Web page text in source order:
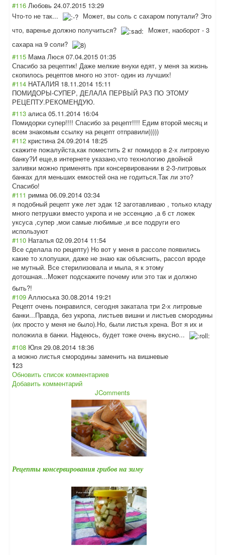
#116 Любовь 24.07.2015 13:29
Что-то не так...
Может, вы соль с сахаром попутали? Это
что, варенье должно получиться?
Может, наоборот - 3
сахара на 9 соли?
#115 Мама Люся 07.04.2015 01:35
Спасибо за рецептик! Даже мелкие внуки едят, у меня за жизнь
скопилось рецептов много но этот- один из лучших!
#114 НАТАЛИЯ 18.11.2014 15:11
ПОМИДОРЫ-СУПЕР, ДЕЛАЛА ПЕРВЫЙ РАЗ ПО ЭТОМУ
РЕЦЕПТУ.РЕКОМЕНДУЮ.
#113 алиса 05.11.2014 16:04
Помидорки супер!!!! Спасибо за рецепт!!!! Едим второй месяц и
всем знакомым ссылку на рецепт отправили)))))
#112 кристина 24.09.2014 18:25
скажите пожалуйста,как поместить 2 кг помидор в 2-х литровую
банку?И еще,в интернете указано,что технологию двойной
заливки можно применять при консервировании в 2-3-литровых
банках для меньших емкостей она не годиться.Так ли это?
Спасибо!
#111 римма 06.09.2014 03:34
я подобный рецепт уже лет эдак 12 заготавливаю , только кладу
много петрушки вместо укропа и не эссенцию ,а 6 ст ложек
уксуса ,супер ,мои самые любимые ,и все подруги его
используют
#110 Наталья 02.09.2014 11:54
Все сделала по рецепту) Но вот у меня в рассоле появились
какие то хлопушки, даже не знаю как объяснить, рассол вроде
не мутный. Все стерилизовала и мыла, я к этому
дотошная...Может подскажите почему или это так и должно
быть?!
#109 Аллюська 30.08.2014 19:21
Рецепт очень понравился, сегодня закатала три 2-х литровые
банки...Правда, без укропа, листьев вишни и листьев смородины
(их просто у меня не было).Но, были листья хрена. Вот я их и
положила в банки. Надеюсь, будет тоже очень вкусно...
#108 Юля 29.08.2014 18:36
а можно листья смородины заменить на вишневые
123
Обновить список комментариев
Добавить комментарий
JComments
Рецепты консервирования грибов на зиму